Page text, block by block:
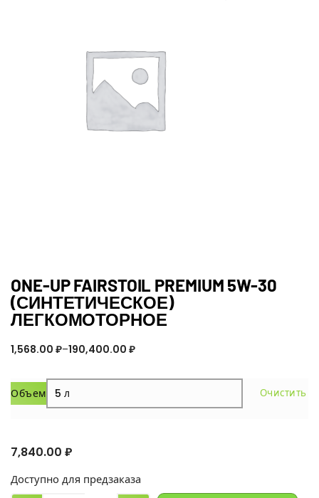
ONE-UP FAIRSTOIL PREMIUM 5W-30
(СИНТЕТИЧЕСКОЕ)
ЛЕГКОМОТОРНОЕ
1,568.00 ₽–190,400.00 ₽
Объем Очистить
7,840.00 ₽
Доступно для предзаказа